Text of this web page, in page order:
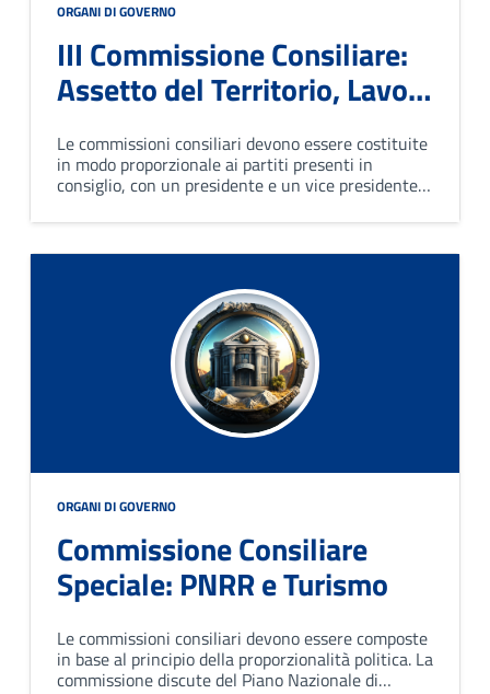
ORGANI DI GOVERNO
III Commissione Consiliare:
Assetto del Territorio, Lavori
Pubblici ed Ambiente
Le commissioni consiliari devono essere costituite
in modo proporzionale ai partiti presenti in
consiglio, con un presidente e un vice presidente e
ORGANI DI GOVERNO
Commissione Consiliare
Speciale: PNRR e Turismo
Le commissioni consiliari devono essere composte
in base al principio della proporzionalità politica. La
commissione discute del Piano Nazionale di